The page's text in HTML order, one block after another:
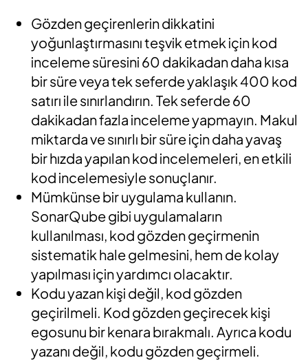
Gözden geçirenlerin dikkatini
yoğunlaştırmasını teşvik etmek için kod
inceleme süresini 60 dakikadan daha kısa
bir süre veya tek seferde yaklaşık 400 kod
satırı ile sınırlandırın. Tek seferde 60
dakikadan fazla inceleme yapmayın. Makul
miktarda ve sınırlı bir süre için daha yavaş
bir hızda yapılan kod incelemeleri, en etkili
kod incelemesiyle sonuçlanır.
Mümkünse bir uygulama kullanın.
SonarQube gibi uygulamaların
kullanılması, kod gözden geçirmenin
sistematik hale gelmesini, hem de kolay
yapılması için yardımcı olacaktır.
Kodu yazan kişi değil, kod gözden
geçirilmeli. Kod gözden geçirecek kişi
egosunu bir kenara bırakmalı. Ayrıca kodu
yazanı değil, kodu gözden geçirmeli.